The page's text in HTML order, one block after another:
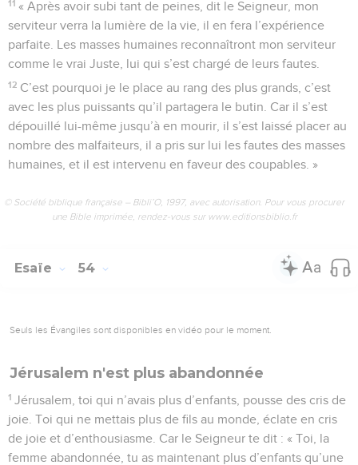
11 « Après avoir subi tant de peines, dit le Seigneur, mon
serviteur verra la lumière de la vie, il en fera l’expérience
parfaite. Les masses humaines reconnaîtront mon serviteur
comme le vrai Juste, lui qui s’est chargé de leurs fautes.
12 C’est pourquoi je le place au rang des plus grands, c’est
avec les plus puissants qu’il partagera le butin. Car il s’est
dépouillé lui-même jusqu’à en mourir, il s’est laissé placer au
nombre des malfaiteurs, il a pris sur lui les fautes des masses
humaines, et il est intervenu en faveur des coupables. »
© Société biblique française – Bibli’O, 1997, avec autorisation. Pour vous procurer
une Bible imprimée, rendez-vous sur www.editionsbiblio.fr
Esaïe 54
Seuls les Évangiles sont disponibles en vidéo pour le moment.
Jérusalem n'est plus abandonnée
1 Jérusalem, toi qui n’avais plus d’enfants, pousse des cris de
joie. Toi qui ne mettais plus de fils au monde, éclate en cris
de joie et d’enthousiasme. Car le Seigneur te dit : « Toi, la
femme abandonnée, tu as maintenant plus d’enfants qu’une